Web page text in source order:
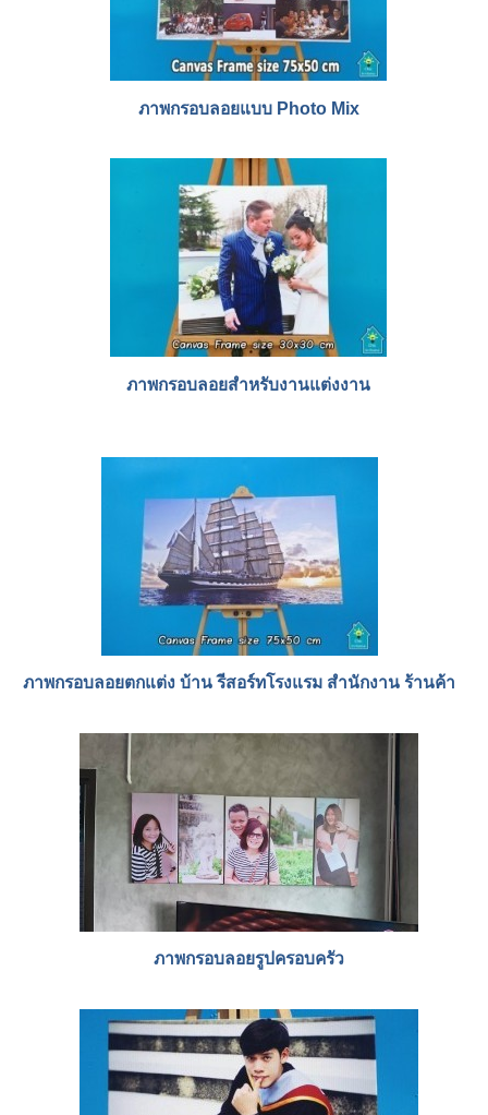
ภาพกรอบลอยแบบ Photo Mix
ภาพกรอบลอยสำหรับงานแต่งงาน
ภาพกรอบลอยตกแต่ง บ้าน รีสอร์ทโรงแรม สำนักงาน ร้านค้า
ภาพกรอบลอยรูปครอบครัว